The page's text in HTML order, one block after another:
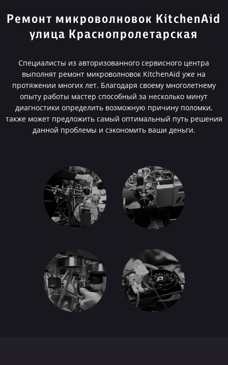
Ремонт микроволновок KitchenAid
улица Краснопролетарская
Специалисты из авторизованного сервисного центра
выполнят ремонт микроволновок KitchenAid уже на
протяжении многих лет. Благодаря своему многолетнему
опыту работы мастер способный за несколько минут
диагностики определить возможную причину поломки,
также может предложить самый оптимальный путь решения
данной проблемы и сэкономить ваши деньги.